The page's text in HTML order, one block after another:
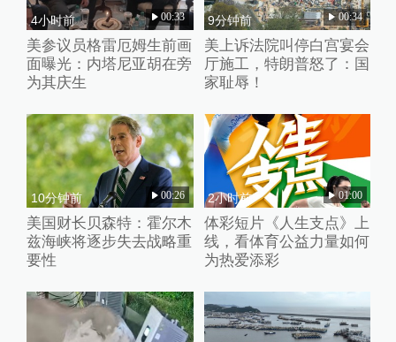
4小时前 00:33
美参议员格雷厄姆生前画
面曝光：内塔尼亚胡在旁
为其庆生
9分钟前 00:34
美上诉法院叫停白宫宴会
厅施工，特朗普怒了：国
家耻辱！
10分钟前 00:26
美国财长贝森特：霍尔木
兹海峡将逐步失去战略重
要性
2小时前 01:00
体彩短片《人生支点》上
线，看体育公益力量如何
为热爱添彩